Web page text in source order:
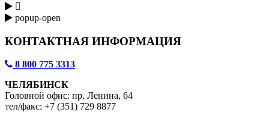

popup-open
КОНТАКТНАЯ ИНФОРМАЦИЯ
8 800 775 3313
ЧЕЛЯБИНСК
Головной офис: пр. Ленина, 64
тел/факс: +7 (351) 729 8877